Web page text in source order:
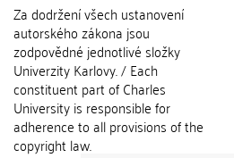
Za dodržení všech ustanovení
autorského zákona jsou
zodpovědné jednotlivé složky
Univerzity Karlovy. / Each
constituent part of Charles
University is responsible for
adherence to all provisions of the
copyright law.